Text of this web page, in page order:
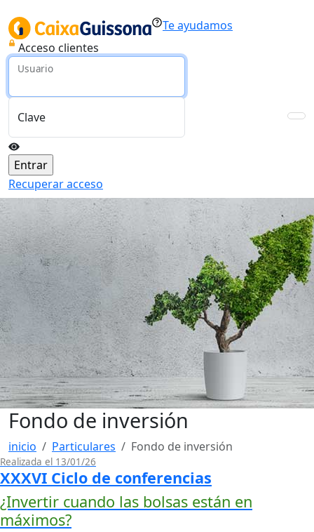
Te ayudamos
Acceso clientes
Usuario
Clave
Recuperar acceso
Fondo de inversión
inicio Particulares Fondo de inversión
Realizada el 13/01/26
XXXVI Ciclo de conferencias
¿Invertir cuando las bolsas están en
máximos?